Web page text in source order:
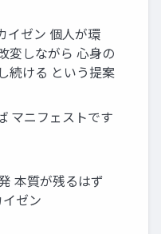
イゼン 個人が環
変しながら 心身の
続ける という提案
マニフェストです
本質が残るはず
イゼン